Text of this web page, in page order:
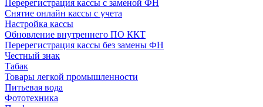
Перерегистрация кассы с заменой ФН
Снятие онлайн кассы с учета
Настройка кассы
Обновление внутреннего ПО ККТ
Перерегистрация кассы без замены ФН
Честный знак
Табак
Товары легкой промышленности
Питьевая вода
Фототехника